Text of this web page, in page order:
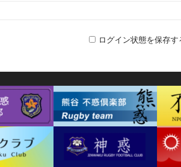
ログイン状態を保存す